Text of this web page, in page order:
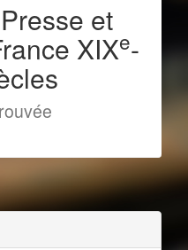
et
XIXe-